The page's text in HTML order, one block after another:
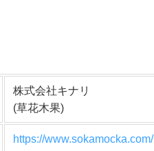
株式会社キナリ
(草花木果)
https://www.sokamocka.com/